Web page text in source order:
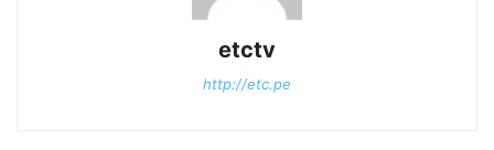
etctv
http://etc.pe